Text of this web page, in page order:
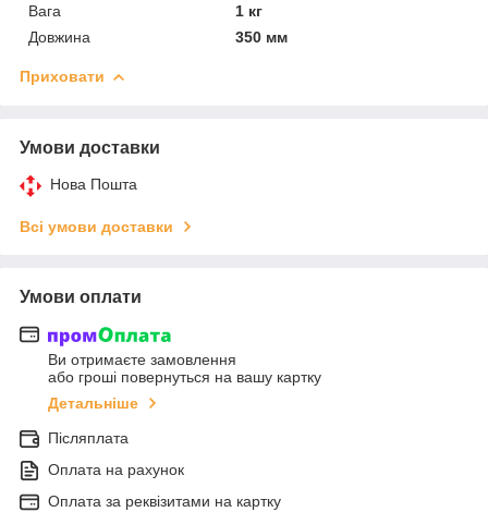
Вага
1 кг
Довжина
350 мм
Приховати
Умови доставки
Нова Пошта
Всі умови доставки
Умови оплати
Ви отримаєте замовлення
або гроші повернуться на вашу картку
Детальніше
Післяплата
Оплата на рахунок
Оплата за реквізитами на картку